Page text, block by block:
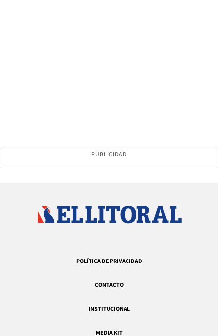
PUBLICIDAD
POLÍTICA DE PRIVACIDAD
CONTACTO
INSTITUCIONAL
MEDIA KIT